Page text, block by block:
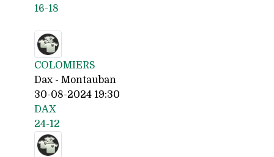
16-18
COLOMIERS
Dax - Montauban
30-08-2024 19:30
DAX
24-12